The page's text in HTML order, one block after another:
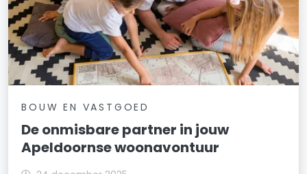
BOUW EN VASTGOED
De onmisbare partner in jouw
Apeldoornse woonavontuur